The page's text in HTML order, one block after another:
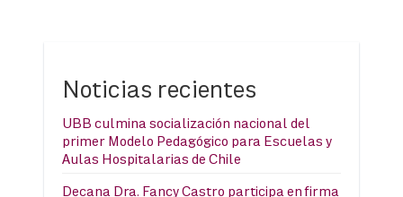
Noticias recientes
UBB culmina socialización nacional del
primer Modelo Pedagógico para Escuelas y
Aulas Hospitalarias de Chile
Decana Dra. Fancy Castro participa en firma